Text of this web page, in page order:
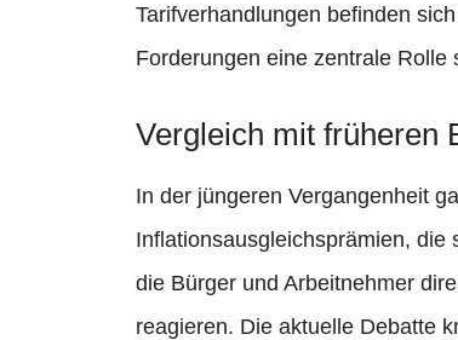
Tarifverhandlungen befinden
Forderungen eine zentrale Rolle
Vergleich mit früheren
In der jüngeren Vergangenheit
Inflationsausgleichsprämien,
die Bürger und Arbeitnehmer
reagieren. Die aktuelle Debatte